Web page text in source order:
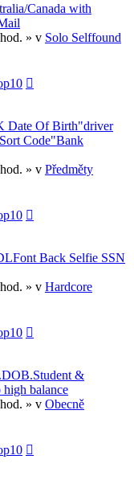
Canada with
» v Solo Selffound
Date Of Birth"driver
Code"Bank
» v Předměty
Back Selfie SSN
» v Hardcore
&
balance
» v Obecně